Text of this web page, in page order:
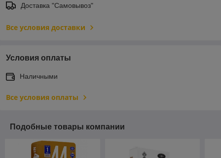
Доставка "Самовывоз"
Все условия доставки
Условия оплаты
Наличными
Все условия оплаты
Подобные товары компании